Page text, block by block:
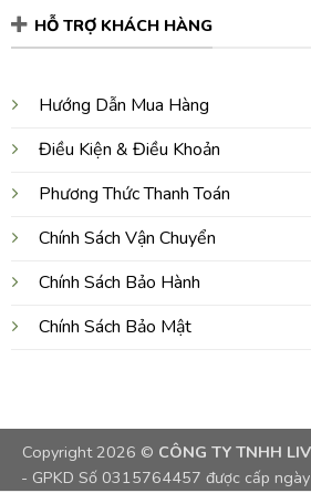
HỖ TRỢ KHÁCH HÀNG
Hướng Dẫn Mua Hàng
Điều Kiện & Điều Khoản
Phương Thức Thanh Toán
Chính Sách Vận Chuyển
Chính Sách Bảo Hành
Chính Sách Bảo Mật
Copyright 2026 © CÔNG TY TNHH
- GPKD Số 0315764457 được cấp